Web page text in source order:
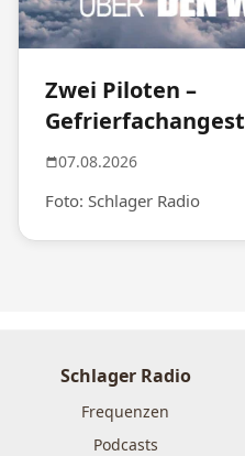
Zwei Piloten –
07.08.2026
Foto: Schlager Radio
Schlager Radio
Frequenzen
Podcasts